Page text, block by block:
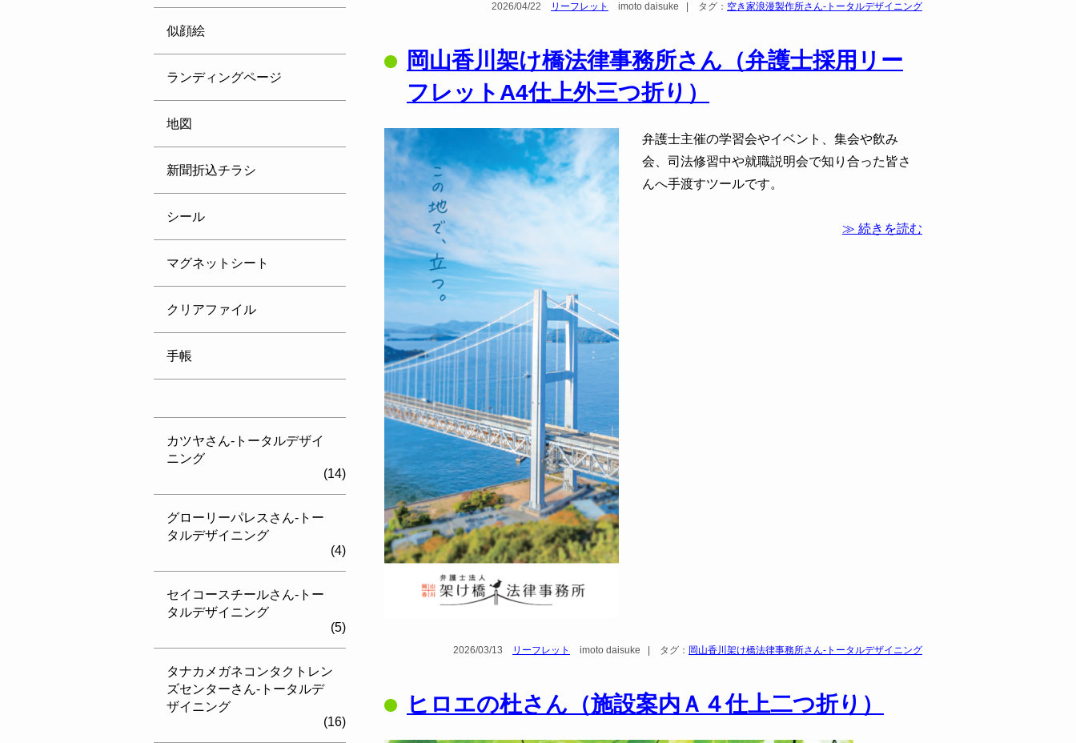
2026/04/22 リーフレット imoto daisuke タグ： 空き家浪漫製作所さん-トータルデザイニング
岡山香川架け橋法律事務所さん（弁護士採用リー
フレットA4仕上外三つ折り）
弁護士主催の学習会やイベント、集会や飲み
会、司法修習中や就職説明会で知り合った皆さ
んへ手渡すツールです。
≫ 続きを読む
2026/03/13 リーフレット imoto daisuke タグ： 岡山香川架け橋法律事務所さん-トータルデザイニング
ヒロエの杜さん（施設案内Ａ４仕上二つ折り）
似顔絵
ランディングページ
地図
新聞折込チラシ
シール
マグネットシート
クリアファイル
手帳
カツヤさん-トータルデザイ
ニング
(14)
グローリーパレスさん-トー
タルデザイニング
(4)
セイコースチールさん-トー
タルデザイニング
(5)
タナカメガネコンタクトレン
ズセンターさん-トータルデ
ザイニング
(16)